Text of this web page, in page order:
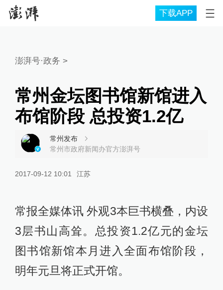
下载APP
澎湃号·政务 >
常州金坛图书馆新馆进入
布馆阶段 总投资1.2亿
常州发布
常州市政府新闻办官方澎湃号
2017-09-12 10:01 江苏
常报全媒体讯 外观3本巨书横叠，内设
3层书山高耸。总投资1.2亿元的金坛
图书馆新馆本月进入全面布馆阶段，
明年元旦将正式开馆。